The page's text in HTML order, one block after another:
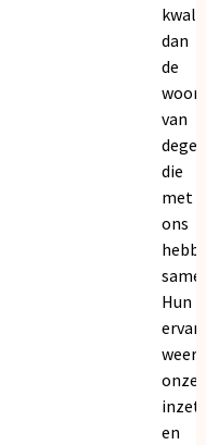
dan
de
van
die
met
ons
Hun
onze
inzet
en